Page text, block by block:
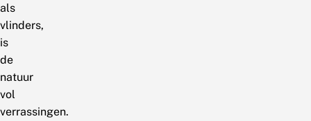
als
vlinders,
is
de
natuur
vol
verrassingen.